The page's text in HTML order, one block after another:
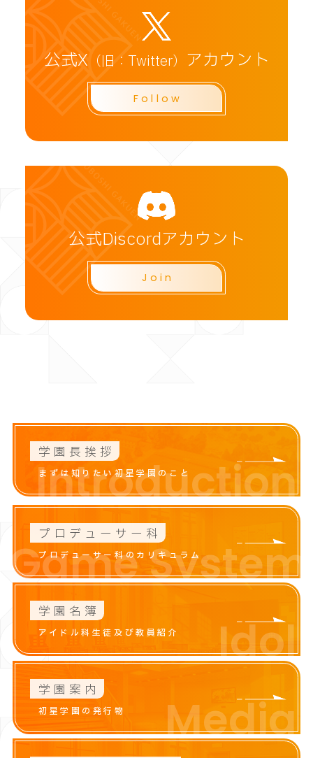
公式X（旧：Twitter） アカウント
Follow
公式Discordアカウント
Join
Introduction
学園長挨拶
まずは知りたい初星学園のこと
Game System
プロデューサー科
プロデューサー科のカリキュラム
Idol
学園名簿
アイドル科生徒及び教員紹介
Media
学園案内
初星学園の発行物